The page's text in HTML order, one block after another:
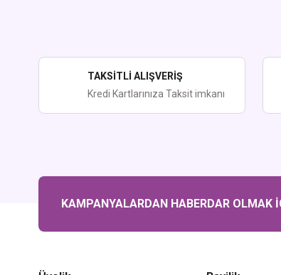
Ürün fiyatı diğer sitelerden daha pahalı.
Bu ürüne benzer farklı alternatifler olmalı.
TAKSİTLİ ALIŞVERİŞ
Kredi Kartlarınıza Taksit imkanı
KAMPANYALARDAN HABERDAR OLMAK